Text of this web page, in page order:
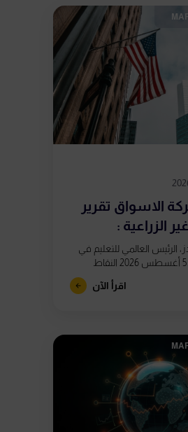
الاسواق تقرير
الزراعية :
الرئيس العالمي للتعليم في
مجال التداول | 5 أغسطس 2026 النقاط
الوظائف غير الزراعية يوم
اقرأ الآن